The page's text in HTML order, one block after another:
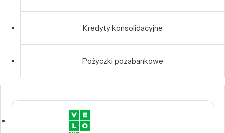
Kredyty konsolidacyjne
Pożyczki pozabankowe